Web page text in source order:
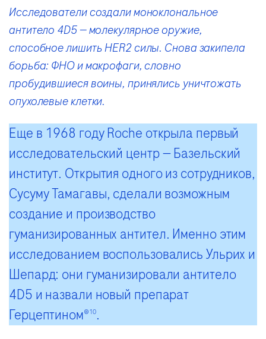
Исследователи создали моноклональное
антитело 4D5 — молекулярное оружие,
способное лишить HER2 силы. Снова закипела
борьба: ФНО и макрофаги, словно
пробудившиеся воины, принялись уничтожать
опухолевые клетки.
Еще в 1968 году Roche открыла первый
исследовательский центр — Базельский
институт. Открытия одного из сотрудников,
Сусуму Тамагавы, сделали возможным
создание и производство
гуманизированных антител. Именно этим
исследованием воспользовались Ульрих и
Шепард: они гуманизировали антитело
4D5 и назвали новый препарат
Герцептином®10.